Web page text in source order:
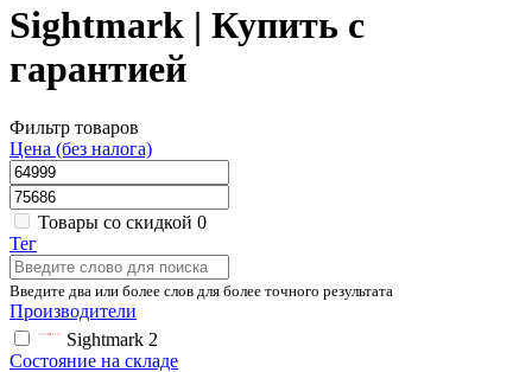
Sightmark | Купить с
гарантией
Фильтр товаров
Цена (без налога)
Товары со скидкой 0
Тег
Введите два или более слов для более точного результата
Производители
Sightmark 2
Состояние на складе